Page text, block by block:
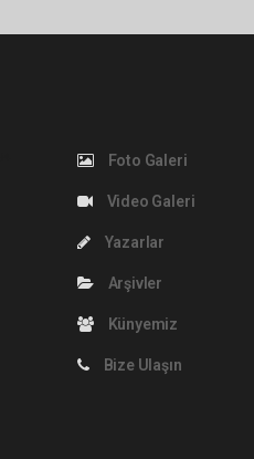
Foto Galeri
Video Galeri
Yazarlar
Arşivler
Künyemiz
Bize Ulaşın